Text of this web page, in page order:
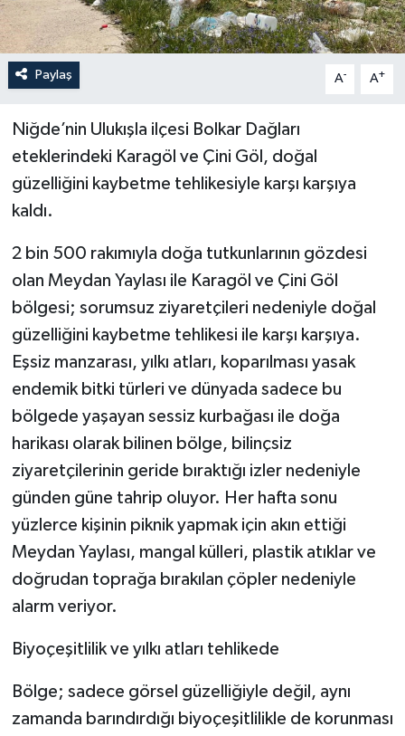
Paylaş A- A+
Niğde’nin Ulukışla ilçesi Bolkar Dağları
eteklerindeki Karagöl ve Çini Göl, doğal
güzelliğini kaybetme tehlikesiyle karşı karşıya
kaldı.
2 bin 500 rakımıyla doğa tutkunlarının gözdesi
olan Meydan Yaylası ile Karagöl ve Çini Göl
bölgesi; sorumsuz ziyaretçileri nedeniyle doğal
güzelliğini kaybetme tehlikesi ile karşı karşıya.
Eşsiz manzarası, yılkı atları, koparılması yasak
endemik bitki türleri ve dünyada sadece bu
bölgede yaşayan sessiz kurbağası ile doğa
harikası olarak bilinen bölge, bilinçsiz
ziyaretçilerinin geride bıraktığı izler nedeniyle
günden güne tahrip oluyor. Her hafta sonu
yüzlerce kişinin piknik yapmak için akın ettiği
Meydan Yaylası, mangal külleri, plastik atıklar ve
doğrudan toprağa bırakılan çöpler nedeniyle
alarm veriyor.
Biyoçeşitlilik ve yılkı atları tehlikede
Bölge; sadece görsel güzelliğiyle değil, aynı
zamanda barındırdığı biyoçeşitlilikle de korunması